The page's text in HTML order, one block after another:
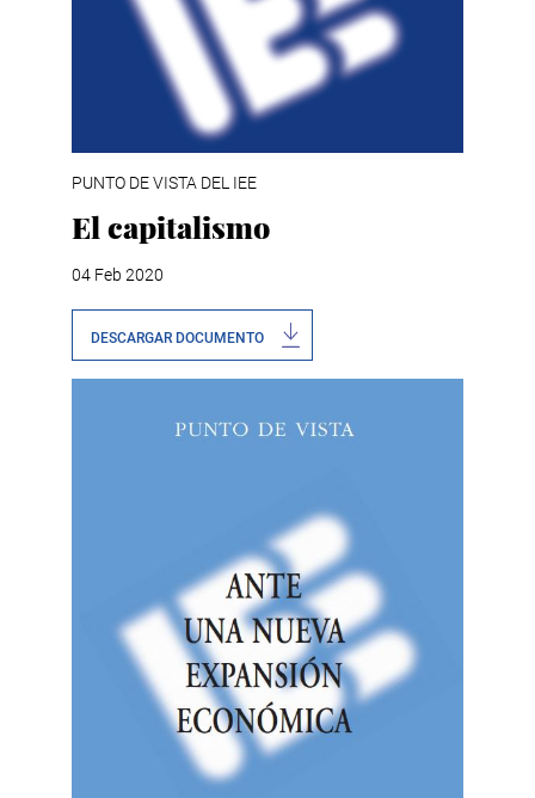
PUNTO DE VISTA DEL IEE
El capitalismo
04 Feb 2020
DESCARGAR DOCUMENTO